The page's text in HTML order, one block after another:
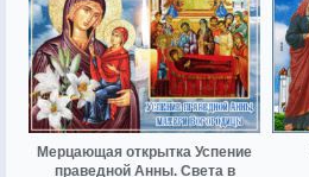
Мерцающая открытка Успение
праведной Анны. Света в